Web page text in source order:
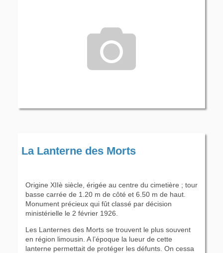
La Lanterne des Morts
Origine XIIè siècle, érigée au centre du cimetière ; tour
basse carrée de 1.20 m de côté et 6.50 m de haut.
Monument précieux qui fût classé par décision
ministérielle le 2 février 1926.
Les Lanternes des Morts se trouvent le plus souvent
en région limousin. A l’époque la lueur de cette
lanterne permettait de protéger les défunts. On cessa